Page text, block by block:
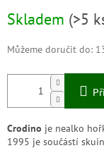
Skladem (>5
Můžeme doručit do:
Crodino je nealko
1995 je součástí